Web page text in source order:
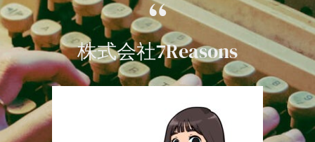
“
株式会社7Reasons